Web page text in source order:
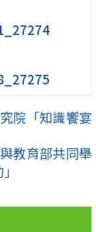
院「知識饗宴
教育部共同舉